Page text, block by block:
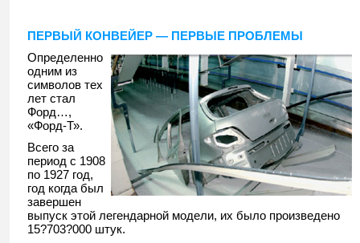
ПЕРВЫЙ КОНВЕЙЕР — ПЕРВЫЕ ПРОБЛЕМЫ
Определенно
одним из
символов тех
лет стал
Форд…,
«Форд-Т».
Всего за
период с 1908
по 1927 год,
год когда был
завершен
выпуск этой легендарной модели, их было произведено
15?703?000 штук.